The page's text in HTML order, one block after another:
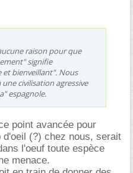
raison pour que
signifie
bienveillant". Nous
civilisation agressive
espagnole.
point avancée pour
(?) chez nous, serait
l'oeuf toute espèce
menace.